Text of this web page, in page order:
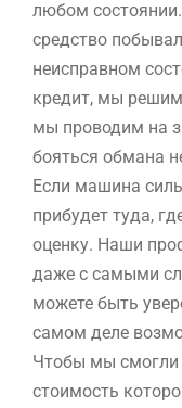
любом
средство
неисправном
кредит, мы
мы проводим на
бояться обмана
Если машина
прибудет туда,
оценку. Наши
даже с самыми
можете быть
самом деле
Чтобы мы смогли
стоимость